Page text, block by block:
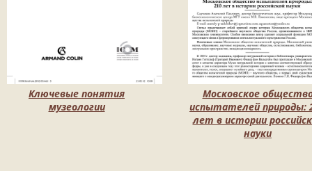
Ключевые понятия
музеологии
Московское
испытателей природы:
лет в истории
науки